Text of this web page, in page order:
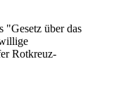
"Gesetz über das
Rotkreuz-